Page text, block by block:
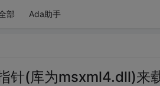
部 Ada助手
针(库为msxml4.dll)来